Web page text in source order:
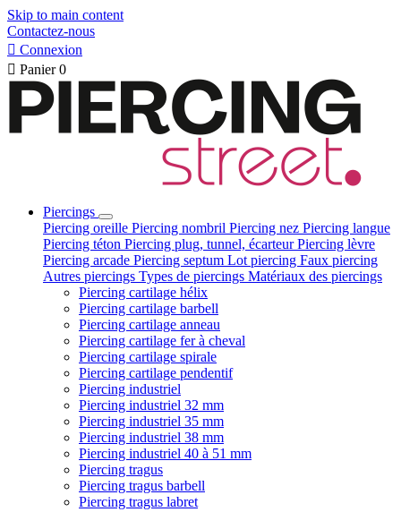
Skip to main content
Contactez-nous
 Connexion
 Panier 0
Piercings
Piercing oreille Piercing nombril Piercing nez Piercing langue
Piercing téton Piercing plug, tunnel, écarteurPiercing lèvre
Piercing arcade Piercing septum Lot piercing Faux piercing
Autres piercings Types de piercings Matériaux des piercings
Piercing cartilage hélix
Piercing cartilage barbell
Piercing cartilage anneau
Piercing cartilage fer à cheval
Piercing cartilage spirale
Piercing cartilage pendentif
Piercing industriel
Piercing industriel 32 mm
Piercing industriel 35 mm
Piercing industriel 38 mm
Piercing industriel 40 à 51 mm
Piercing tragus
Piercing tragus barbell
Piercing tragus labret